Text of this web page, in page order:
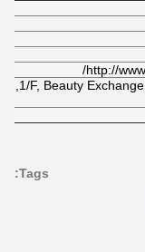
Tags: